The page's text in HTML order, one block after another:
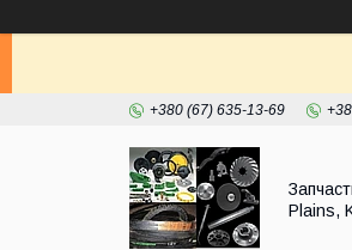
+380 (67) 635-13-69
Plains,